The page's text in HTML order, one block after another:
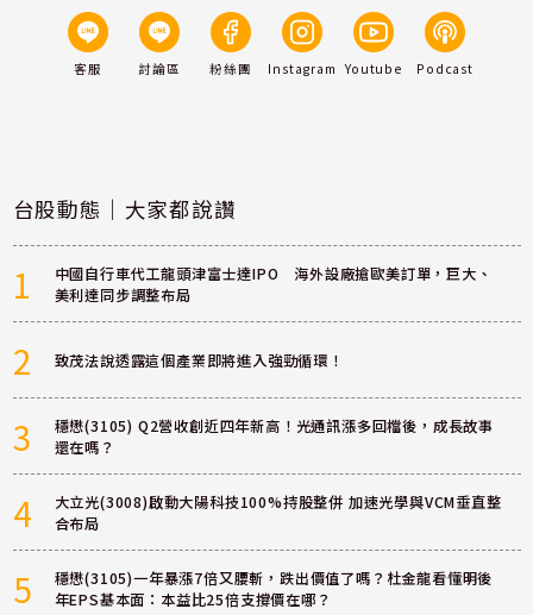
客服 討論區 粉絲團 Instagram Youtube Podcast
台股動態｜大家都說讚
1
中國自行車代工龍頭津富士達IPO 海外設廠搶歐美訂單，巨大、
美利達同步調整布局
2 致茂法說透露這個產業即將進入強勁循環！
3
穩懋(3105) Q2營收創近四年新高！光通訊漲多回檔後，成長故事
還在嗎？
4
大立光(3008)啟動大陽科技100%持股整併 加速光學與VCM垂直整
合布局
5
穩懋(3105)一年暴漲7倍又腰斬，跌出價值了嗎？杜金龍看懂明後
年EPS基本面：本益比25倍支撐價在哪？